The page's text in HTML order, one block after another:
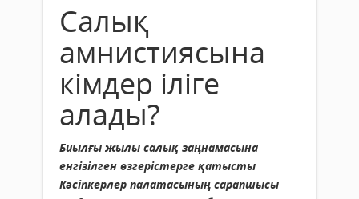
Салық
амнистиясына
кімдер іліге
алады?
Биылғы жылы салық заңнамасына
енгізілген өзгерістерге қатысты
Кәсіпкерлер палатасының сарапшысы